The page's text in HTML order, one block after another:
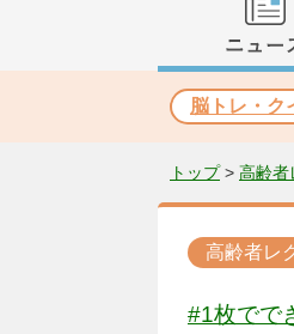
脳トレ・ク
トップ> 高齢者
高齢者レ
#1枚でで